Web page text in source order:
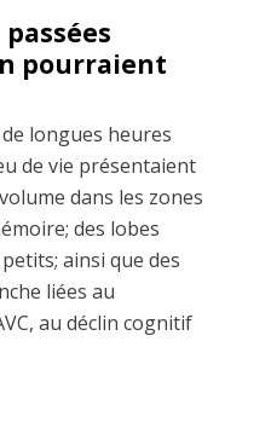
pourraient
longues heures
de vie présentaient
dans les zones
des lobes
ainsi que des
liées au
au déclin cognitif